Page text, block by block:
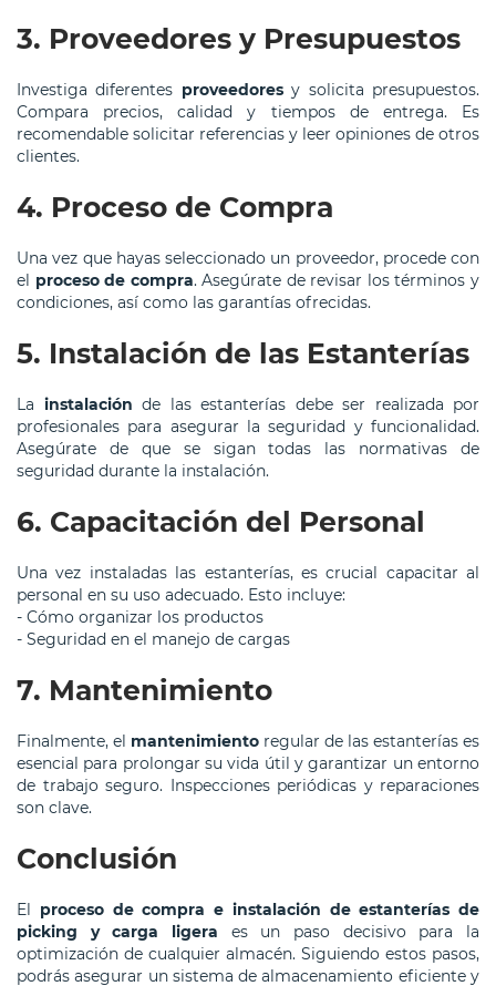
3. Proveedores y Presupuestos
Investiga diferentes proveedoresy solicita presupuestos.
Compara precios, calidad y tiempos de entrega. Es
recomendable solicitar referencias y leer opiniones de otros
clientes.
4. Proceso de Compra
Una vez que hayas seleccionado un proveedor, procede con
el proceso de compra. Asegúrate de revisar los términos y
condiciones, así como las garantías ofrecidas.
5. Instalación de las Estanterías
La instalación de las estanterías debe ser realizada por
profesionales para asegurar la seguridad y funcionalidad.
Asegúrate de que se sigan todas las normativas de
seguridad durante la instalación.
6. Capacitación del Personal
Una vez instaladas las estanterías, es crucial capacitar al
personal en su uso adecuado. Esto incluye:
- Cómo organizar los productos
- Seguridad en el manejo de cargas
7. Mantenimiento
Finalmente, el mantenimiento regular de las estanterías es
esencial para prolongar su vida útil y garantizar un entorno
de trabajo seguro. Inspecciones periódicas y reparaciones
son clave.
Conclusión
El proceso de compra e instalación de estanterías de
picking y carga ligera es un paso decisivo para la
optimización de cualquier almacén. Siguiendo estos pasos,
podrás asegurar un sistema de almacenamiento eficiente y